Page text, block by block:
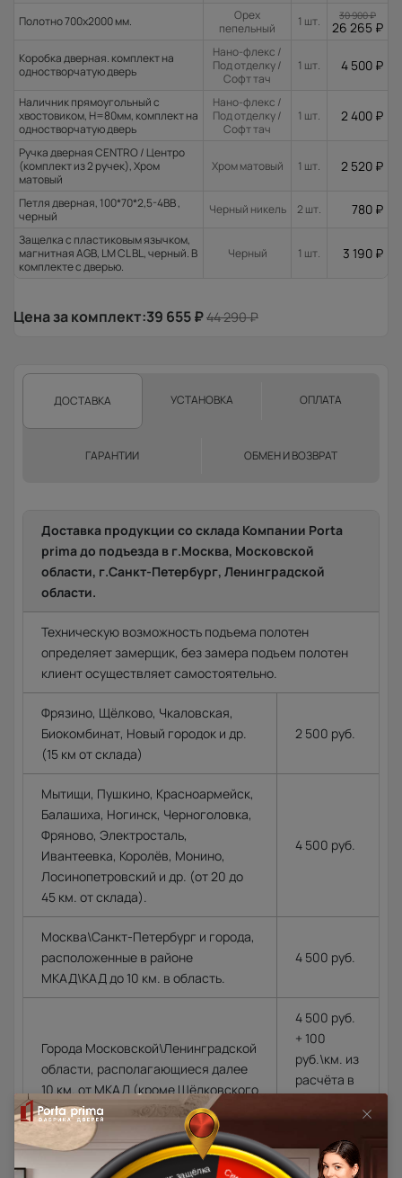
Полотно 700x2000 мм.
Орех
пепельный
1 шт. 30 900₽
26 265 ₽
Коробка дверная. комплект на
одностворчатую дверь
Нано-флекс /
Под отделку /
Софт тач
1 шт. 4 500 ₽
Наличник прямоугольный с
хвостовиком, H=80мм, комплект на
одностворчатую дверь
Нано-флекс /
Под отделку /
Софт тач
1 шт. 2 400 ₽
Ручка дверная CENTRO / Центро
(комплект из 2 ручек), Хром
матовый
Хром матовый 1 шт. 2 520 ₽
Петля дверная, 100*70*2,5-4ВВ ,
черный
Черный никель 2 шт. 780 ₽
Защелка с пластиковым язычком,
магнитная AGB, LM CL BL, черный. В
комплекте с дверью.
Черный 1 шт. 3 190 ₽
Цена за комплект:39 655₽44 290₽
ДОСТАВКА УСТАНОВКА ОПЛАТА
ГАРАНТИИ ОБМЕН И ВОЗВРАТ
Доставка продукции со склада Компании Porta
prima до подъезда в г.Москва, Московской
области, г.Санкт-Петербург, Ленинградской
области.
Техническую возможность подъема полотен
определяет замерщик, без замера подъем полотен
клиент осуществляет самостоятельно.
Фрязино, Щёлково, Чкаловская,
Биокомбинат, Новый городок и др.
(15 км от склада)
2 500 руб.
Мытищи, Пушкино, Красноармейск,
Балашиха, Ногинск, Черноголовка,
Фряново, Электросталь,
Ивантеевка, Королёв, Монино,
Лосинопетровский и др. (от 20 до
45 км. от склада).
4 500 руб.
Москва\Санкт-Петербург и города,
расположенные в районе
МКАД\КАД до 10 км. в область.
4 500 руб.
Города Московской\Ленинградской
области, располагающиеся далее
10 км. от МКАД (кроме Щёлковского
шоссе)\КАД
4 500 руб.
+ 100
руб.\км. из
расчёта в
МКАД\КАД